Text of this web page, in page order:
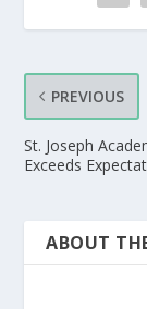
PREVIOUS
St. Joseph
Exceeds
ABOUT